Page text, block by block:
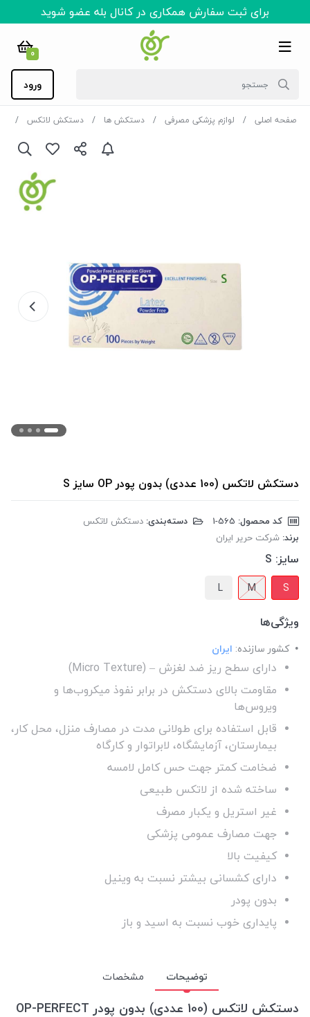
برای ثبت سفارش همکاری در کانال بله عضو شوید
0
ورود
صفحه اصلی لوازم پزشکی مصرفی دستکش ها دستکش لاتکس
دستکش لاتکس (100 عددی) بدون پودر OP سایز S
کد محصول: دسته‌بندی: دستکش لاتکس
برند: شرکت حریر ایران
سایز: S
S
M
L
ویژگی‌ها
کشور سازنده: ایران
دارای سطح ریز ضد لغزش – (Micro Texture)
مقاومت بالای دستکش در برابر نفوذ میکروب‌ها و
ویروس‌ها
قابل استفاده برای طولانی مدت در مصارف منزل، محل کار،
بیمارستان، آزمایشگاه، لابراتوار و کارگاه
ضخامت کمتر جهت حس کامل لامسه
ساخته شده از لاتکس طبیعی
غیر استریل و یکبار مصرف
جهت مصارف عمومی پزشکی
کیفیت بالا
دارای کشسانی بیشتر نسبت به وینیل
بدون پودر
پایداری خوب نسبت به اسید و باز
توضیحات مشخصات
دستکش لاتکس (100 عددی) بدون پودر OP-PERFECT